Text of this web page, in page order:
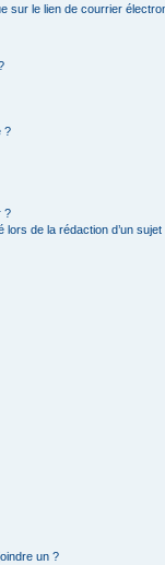
sur le lien de courrier
?
?
de la rédaction d’un sujet
un ?